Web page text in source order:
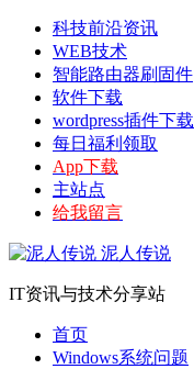
科技前沿资讯
WEB技术
智能路由器刷固件
软件下载
wordpress插件下载
每日福利领取
App下载
主站点
给我留言
泥人传说
IT资讯与技术分享站
首页
Windows系统问题